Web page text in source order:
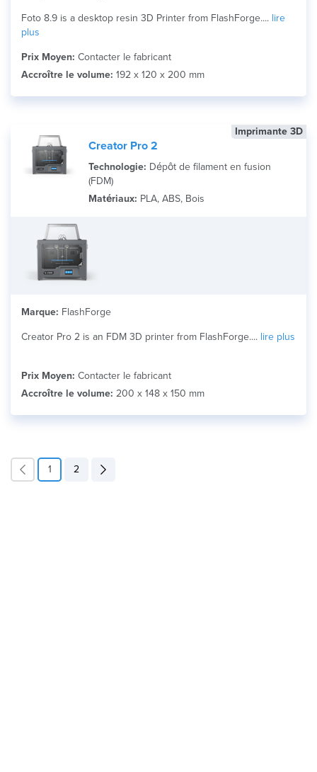
Foto 8.9 is a desktop resin 3D Printer from FlashForge.... lire
plus
Prix Moyen: Contacter le fabricant
Accroître le volume: 192 x 120 x 200 mm
Imprimante 3D
Creator Pro 2
Technologie: Dépôt de filament en fusion
(FDM)
Matériaux: PLA, ABS, Bois
Marque: FlashForge
Creator Pro 2 is an FDM 3D printer from FlashForge.... lire plus
Prix Moyen: Contacter le fabricant
Accroître le volume: 200 x 148 x 150 mm
1 2